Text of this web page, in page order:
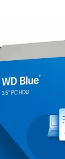
phẩm này
duy trì nhiệt
phần
của bạn.